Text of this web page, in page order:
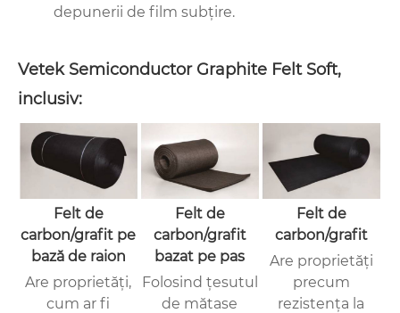
depunerii de film subțire.
Vetek Semiconductor Graphite Felt Soft,
inclusiv:
Felt de
carbon/grafit pe
bază de raion
Are proprietăți,
cum ar fi
Felt de
carbon/grafit
bazat pe pas
Folosind țesutul
de mătase
Felt de
carbon/grafit
Are proprietăți
precum
rezistența la